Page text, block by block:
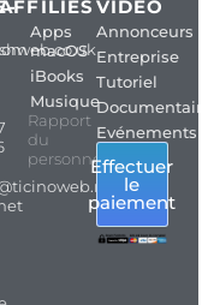
AFFILIÉS
Apps
macOS
iBooks
Musique
Rapport
du
personnel
VIDÉO
Annonceurs
Entreprise
Tutoriel
Evénements
Effectuer
le
paiement